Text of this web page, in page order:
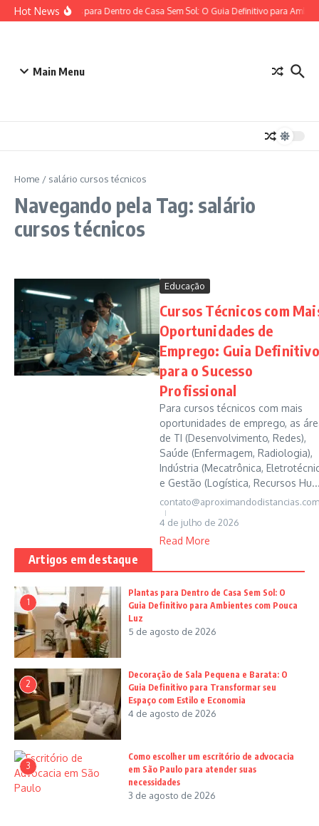
Ir para o conteúdo
Hot NewsPlantas para Dentro de Casa Sem Sol: O Guia Definitivo para
Main Menu
Home / salário cursos técnicos
Navegando pela Tag: salário
cursos técnicos
Educação
Cursos Técnicos com
Oportunidades de
Emprego: Guia Definitivo
para o Sucesso
Profissional
Para cursos técnicos com mais
oportunidades de emprego, as
de TI (Desenvolvimento, Redes),
Saúde (Enfermagem, Radiologia),
Indústria (Mecatrônica,
e Gestão (Logística, Recursos
4 de julho de 2026
Read More
Artigos em destaque
1
Plantas para Dentro de Casa Sem Sol: O
Guia Definitivo para Ambientes com Pouca
Luz
5 de agosto de 2026
2
Decoração de Sala Pequena e Barata: O
Guia Definitivo para Transformar seu
Espaço com Estilo e Economia
4 de agosto de 2026
3
Como escolher um escritório de advocacia
em São Paulo para atender suas
necessidades
3 de agosto de 2026